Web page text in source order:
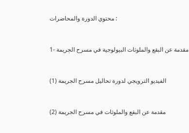
محتوي الدورة والمحاضرات :
1- مقدمة عن البقع والملوثات البيولوجية في مسرح الجريمة
(1) الفيديو الترويجي لدورة تحاليل مسرح الجريمة
(2) مقدمة عن البقع والملوثات في مسرح الجريمة